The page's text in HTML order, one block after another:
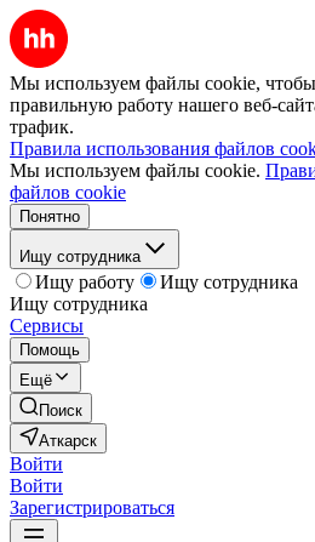
Мы используем файлы cookie, чтобы
правильную работу нашего веб-
трафик.
Правила использования файлов
Мы используем файлы cookie.
файлов cookie
Понятно
Ищу сотрудника
Ищу работу
Ищу сотрудника
Ищу сотрудника
Сервисы
Помощь
Ещё
Поиск
Аткарск
Войти
Войти
Зарегистрироваться